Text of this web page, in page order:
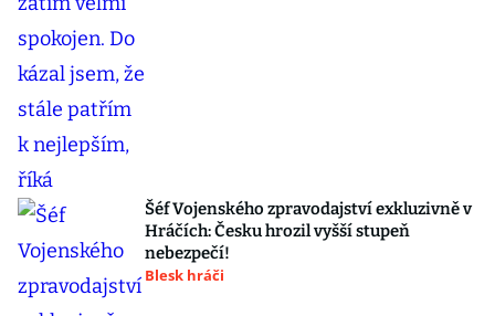
Šéf Vojenského zpravodajství exkluzivně v
Hráčích: Česku hrozil vyšší stupeň
nebezpečí!
Blesk hráči